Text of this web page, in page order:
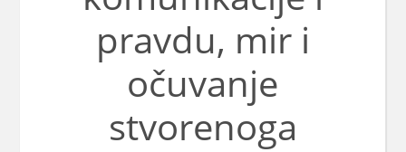
pravdu, mir i
očuvanje
stvorenoga